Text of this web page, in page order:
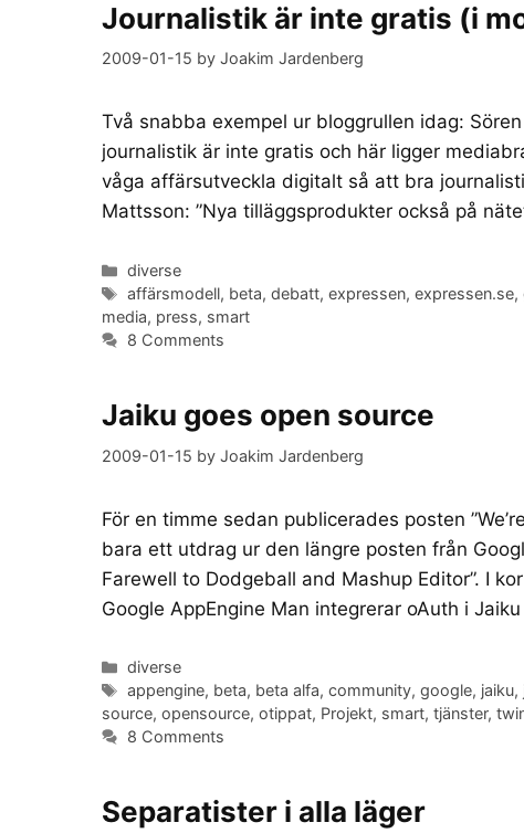
Journalistik är inte gratis (i
2009-01-15 by Joakim Jardenberg
Två snabba exempel ur bloggrullen idag:
journalistik är inte gratis och här ligger
våga affärsutveckla digitalt så att bra
Mattsson: ”Nya tilläggsprodukter också på
Categories
diverse
Tags
affärsmodell, beta,debatt,expressen,expressen.se,
media, press, smart
8 Comments
Jaiku goes open source
2009-01-15 by Joakim Jardenberg
För en timme sedan publicerades posten
bara ett utdrag ur den längre posten från
Farewell to Dodgeball and Mashup Editor”. I
Google AppEngine Man integrerar oAuth i
Categories
diverse
Tags
appengine, beta, beta alfa,community,google, jaiku,
source, opensource, otippat, Projekt, smart, tjänster,
8 Comments
Separatister i alla läger